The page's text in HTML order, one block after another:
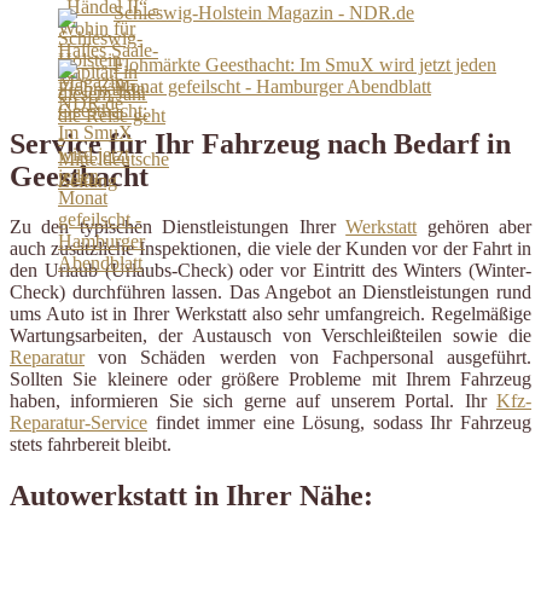
Schleswig-Holstein Magazin - NDR.de
Flohmärkte Geesthacht: Im SmuX wird jetzt jeden
Monat gefeilscht - Hamburger Abendblatt
Service für Ihr Fahrzeug nach Bedarf in
Geesthacht
Zu den typischen Dienstleistungen IhrerWerkstattgehören aber
auch zusätzliche Inspektionen, die viele der Kunden vor der Fahrt in
den Urlaub (Urlaubs-Check) oder vor Eintritt des Winters (Winter-
Check) durchführen lassen. Das Angebot an Dienstleistungen rund
ums Auto ist in Ihrer Werkstatt also sehr umfangreich. Regelmäßige
Wartungsarbeiten, der Austausch von Verschleißteilen sowie die
Reparaturvon Schäden werden von Fachpersonal ausgeführt.
Sollten Sie kleinere oder größere Probleme mit Ihrem Fahrzeug
haben, informieren Sie sich gerne auf unserem Portal. Ihr Kfz-
Reparatur-Service findet immer eine Lösung, sodass Ihr Fahrzeug
stets fahrbereit bleibt.
Autowerkstatt in Ihrer Nähe: